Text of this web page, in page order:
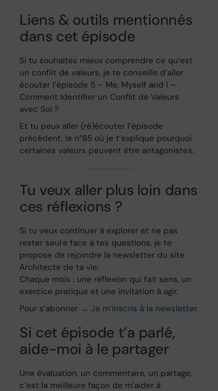
Liens & outils mentionnés
dans cet épisode
Si tu souhaites mieux comprendre ce qu’est
un conflit de valeurs, je te conseille d’aller
écouter l’épisode 5 – Me, Myself and I –
Comment Identifier un Conflit de Valeurs
avec Soi ?
Et tu peux aller (ré)écouter l’épisode
précédent, le n°85 où je t’explique pourquoi
certaines valeurs peuvent être antagonistes.
Tu veux aller plus loin dans
ces réflexions ?
Si tu veux continuer à explorer et ne pas
rester seul·e face à tes questions, je te
propose de rejoindre la newsletter du site
Architecte de ta vie.
Chaque mois : une réflexion qui fait sens, un
exercice pratique et une invitation à agir.
Pour s’abonner →Je m’inscris à la newsletter.
Si cet épisode t’a parlé,
aide-moi à le partager
Une évaluation, un commentaire, un partage,
c’est la meilleure façon de m’aider à